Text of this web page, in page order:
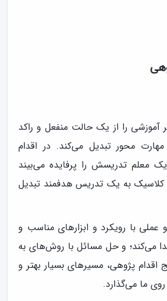
آموزشی را از یک حالت منفعل و راکد
محور تبدیل می‌کند. در اقدام
معلم تدریسش را پرفایده می‌بیند
به یک تدریس هدفمند تبدیل
با رویکرد و ابزارهای مناسب و
می‌کند؛ و حل مسائل با روش‌های به
اقدام پژوهی، مسیرهای بسیار بهتر و
ما می‌گذارد.